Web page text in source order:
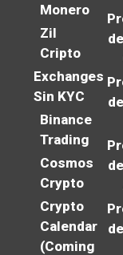
Monero
Zil
Cripto
Exchanges
Sin KYC
Binance
Trading
Cosmos
Crypto
Crypto
Calendar
(Coming